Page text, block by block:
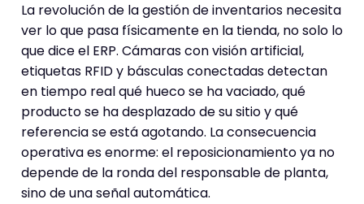
La revolución de la gestión de inventarios necesita
ver lo que pasa físicamente en la tienda, no solo lo
que dice el ERP. Cámaras con visión artificial,
etiquetas RFID y básculas conectadas detectan
en tiempo real qué hueco se ha vaciado, qué
producto se ha desplazado de su sitio y qué
referencia se está agotando. La consecuencia
operativa es enorme: el reposicionamiento ya no
depende de la ronda del responsable de planta,
sino de una señal automática.